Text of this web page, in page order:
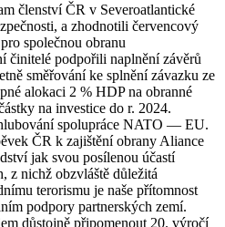
členství ČR v Severoatlantické
a zhodnotili červencový
společnou obranu
činitelé podpořili naplnění závěrů
směřování ke splnění závazku ze
alokaci 2 % HDP na obranné
na investice do r. 2024.
spolupráce NATO — EU.
ČR k zajištění obrany Aliance
jak svou posílenou účastí
z nichž obzvláště důležitá
terorismu je naše přítomnost
podpory partnerských zemí.
důstojně připomenout 20. výročí